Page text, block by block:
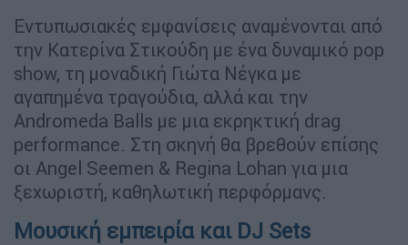
Εντυπωσιακές εμφανίσεις αναμένονται από
την Κατερίνα Στικούδη με ένα δυναμικό pop
show, τη μοναδική Γιώτα Νέγκα με
αγαπημένα τραγούδια, αλλά και την
Andromeda Balls με μια εκρηκτική drag
performance. Στη σκηνή θα βρεθούν επίσης
οι Angel Seemen & Regina Lohan για μια
ξεχωριστή, καθηλωτική περφόρμανς.
Μουσική εμπειρία και DJ Sets